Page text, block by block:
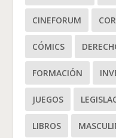
CINEFORUM
CÓMICS
FORMACIÓN
JUEGOS
LIBROS